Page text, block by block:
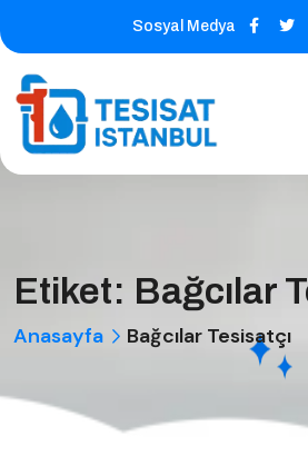
Sosyal Medya
Etiket: Bağcılar
Anasayfa Bağcılar Tesisatçı